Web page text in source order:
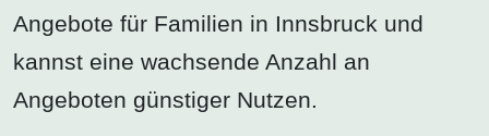
Angebote für Familien in Innsbruck und
kannst eine wachsende Anzahl an
Angeboten günstiger Nutzen.